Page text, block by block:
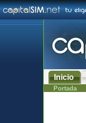
Inicio
Portada